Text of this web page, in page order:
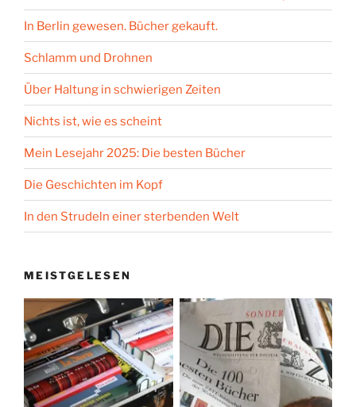
In Berlin gewesen. Bücher gekauft.
Schlamm und Drohnen
Über Haltung in schwierigen Zeiten
Nichts ist, wie es scheint
Mein Lesejahr 2025: Die besten Bücher
Die Geschichten im Kopf
In den Strudeln einer sterbenden Welt
MEISTGELESEN